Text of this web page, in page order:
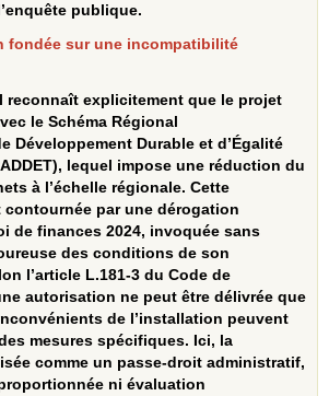
publique.
fondée sur une incompatibilité
reconnaît explicitement que le projet
le Schéma Régional
Développement Durable et d’Égalité
lequel impose une réduction du
à l’échelle régionale. Cette
par une dérogation
de finances 2024, invoquée sans
des conditions de son
l’article L.181‑3 du Code de
autorisation ne peut être délivrée que
de l’installation peuvent
mesures spécifiques. Ici, la
comme un passe‑droit administratif,
ni évaluation